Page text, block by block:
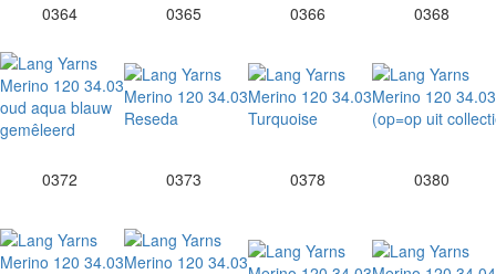
0364 0365 0366 0368
0372 0373 0378 0380